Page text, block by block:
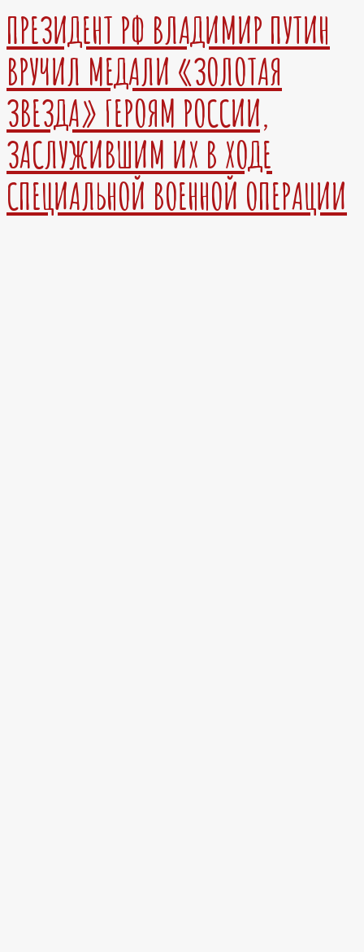
ПРЕЗИДЕНТ РФ ВЛАДИМИР ПУТИН
ВРУЧИЛ МЕДАЛИ «ЗОЛОТАЯ
ЗВЕЗДА» ГЕРОЯМ РОССИИ,
ЗАСЛУЖИВШИМ ИХ В ХОДЕ
СПЕЦИАЛЬНОЙ ВОЕННОЙ ОПЕРАЦИИ